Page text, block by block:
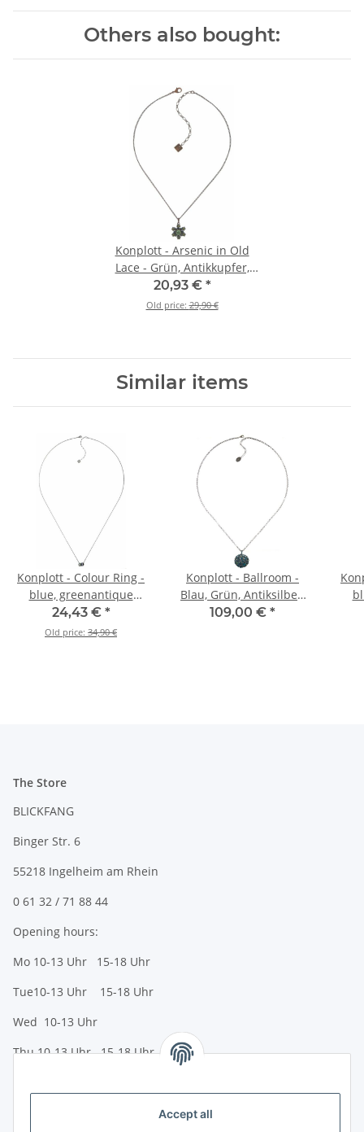
Accept all
Others also bought:
Konplott - Arsenic in Old
Lace - Grün, Antikkupfer,
Halskette mit Anhänger
20,93 € *
Old price:29,90 €
Similar items
Konplott - Colour Ring -
blue, greenantique
silver, necklace long
24,43 € *
Old price: 34,90 €
Konplott - Ballroom -
Blau, Grün, Antiksilber,
Halskette mit Anhänger
109,00 € *
The Store
BLICKFANG
Binger Str. 6
55218 Ingelheim am Rhein
0 61 32 / 71 88 44
Opening hours:
Mo 10-13 Uhr 15-18 Uhr
Tue10-13 Uhr 15-18 Uhr
Wed 10-13 Uhr
Thu 10-13 Uhr 15-18 Uhr